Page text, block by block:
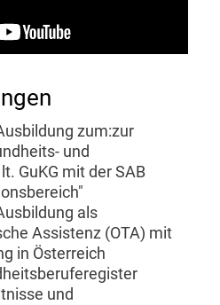
zum:zur
und
GuKG mit der SAB
als
Assistenz (OTA) mit
in Österreich
und